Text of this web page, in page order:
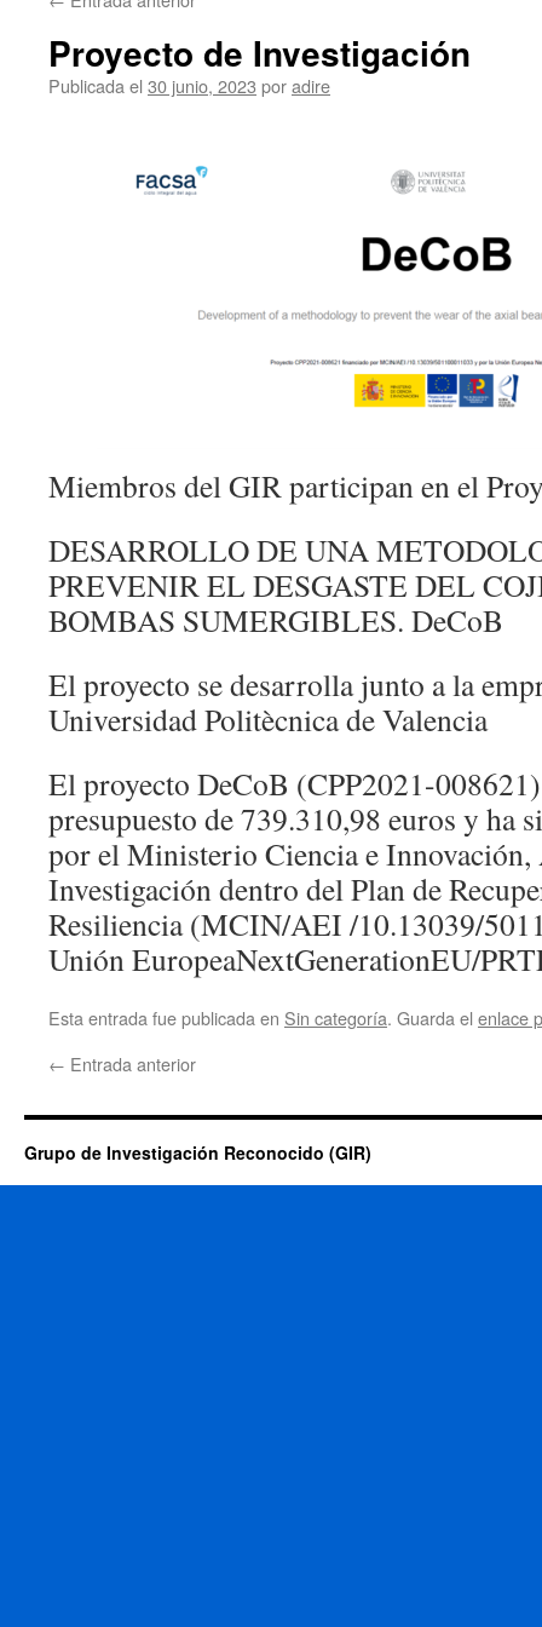
Proyecto de Investigación
Publicada el 30 junio, 2023 poradire
Miembros del GIR participan en el
DESARROLLO DE UNA
PREVENIR EL DESGASTE DEL
BOMBAS SUMERGIBLES. DeCoB
El proyecto se desarrolla junto a la
Universidad Politècnica de Valencia
El proyecto DeCoB (CPP2021-
presupuesto de 739.310,98 euros y ha
por el Ministerio Ciencia e Innovación,
Investigación dentro del Plan de
Resiliencia (MCIN/AEI /10.13039/
Unión EuropeaNextGenerationEU/
Esta entrada fue publicada en Sin categoría. Guarda el enlace
← Entrada anterior
Grupo de Investigación Reconocido (GIR)